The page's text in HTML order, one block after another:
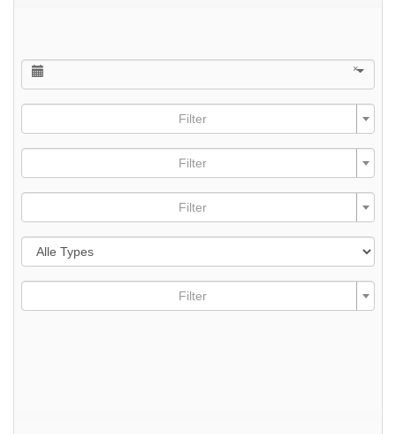
×
Filter
Filter
Filter
Filter